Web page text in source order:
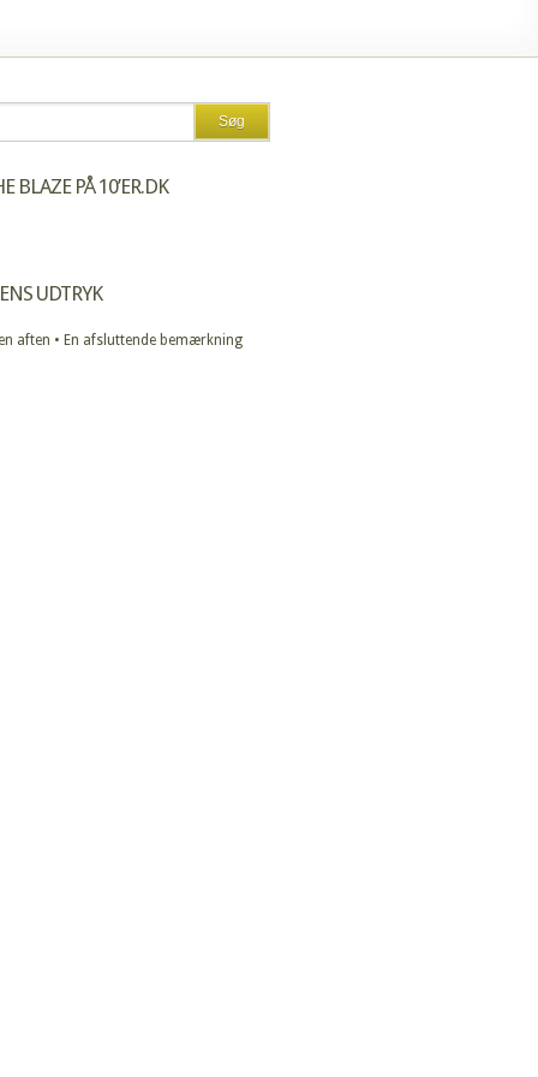
BLAZE PÅ 10’ER.DK
UDTRYK
aften • En afsluttende bemærkning